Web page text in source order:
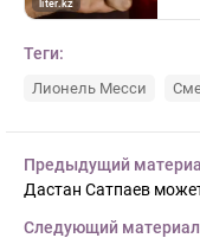
Теги:
Лионель Месси
Предыдущий
Дастан Сатпаев
Следующий материал